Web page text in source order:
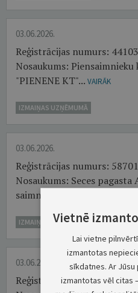
03.06.2026.
Reģistrācijas numurs:
Nosaukums:
"PIENENE KT"... VAIRĀK
IZMAIŅAS UZŅĒMUMĀ
03.06.2026.
Reģistrācijas numurs:
Nosaukums: Seces
saimniecība "STRIGAS"...
IZMAIŅAS UZŅĒMUMĀ
03.06.2026.
Reģistrācijas numurs:
Vietnē
Lai vietne
izmantotas
sīkdatnes. Ar
izmantotas vēl citas